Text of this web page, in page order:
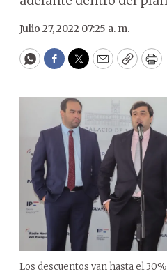
Julio 27, 2022 07:25 a. m.
WhatsApp
Facebook
Twitter
EmailCopy
Los descuentos van hasta el